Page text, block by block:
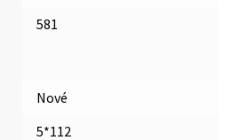
581
Nové
5*112